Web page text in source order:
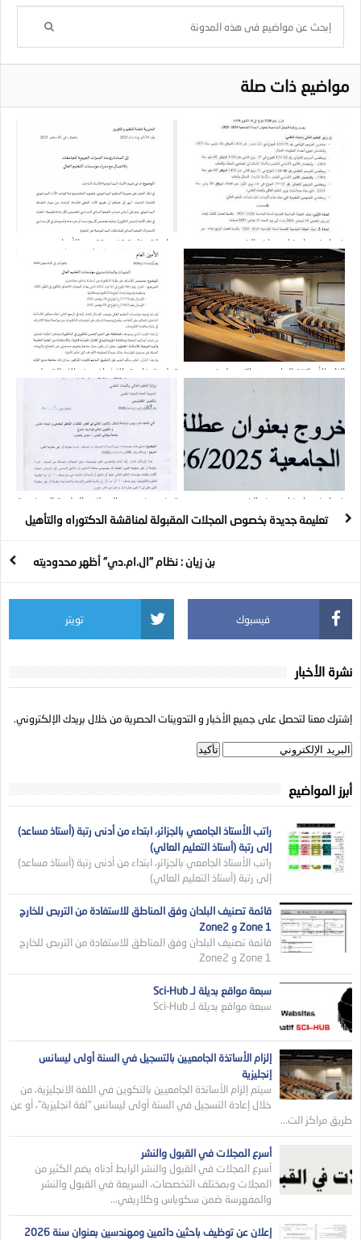
مواضيع ذات صلة
فيما يخص إمضاء محاضر الخروج
مراسلة وزارية تخص تقييم الأعباء
البيداغوجية للأستاذ الباحث
إلزام الأساتذة الجامعيين بالتسجيل في
تعليمة خاصة بالإشراف عند الإحالة على
التقاعد
فيما يخص إمضاء محضر الخروج توضيح بخصوص المجلات العلمية المدفوعة
تعليمة جديدة بخصوص المجلات المقبولة لمناقشة الدكتوراه والتأهيل
بن زيان : نظام "ال.ام.دي" أظهر محدوديته
فيسبوك تويتر
نشرة الأخبار
إشترك معنا لتحصل على جميع الأخبار و التدوينات الحصرية من خلال بريدك الإلكتروني.
أبرز المواضيع
راتب الأستاذ الجامعي بالجزائر، ابتداء من أدنى رتبة (أستاذ مساعد)
إلى رتبة (أستاذ التعليم العالي)
راتب الأستاذ الجامعي بالجزائر، ابتداء من أدنى رتبة (أستاذ مساعد)
إلى رتبة (أستاذ التعليم العالي)
قائمة تصنيف البلدان وفق المناطق للاستفادة من التربص للخارج
Zone 1 و Zone2
قائمة تصنيف البلدان وفق المناطق للاستفادة من التربص للخارج
Zone 1 و Zone2
سبعة مواقع بديلة لـ Sci-Hub
سبعة مواقع بديلة لـ Sci-Hub
إلزام الأساتذة الجامعيين بالتسجيل في السنة أولى ليسانس
إنجليزية
سيتم إلزام الأساتذة الجامعيين بالتكوين في اللغة الانجليزية، من
خلال إعادة التسجيل في السنة أولى ليسانس “لغة انجليزية”، أو عن
طريق مراكز الت...
أسرع المجلات في القبول والنشر
أسرع المجلات في القبول والنشر الرابط أدناه يضم الكثير من
المجلات وبمختلف التخصصات، السريعة في القبول والنشر
والمفهرسة ضمن سكوباس وكلاريفي...
إعلان عن توظيف باحثين دائمين ومهندسين بعنوان سنة 2026